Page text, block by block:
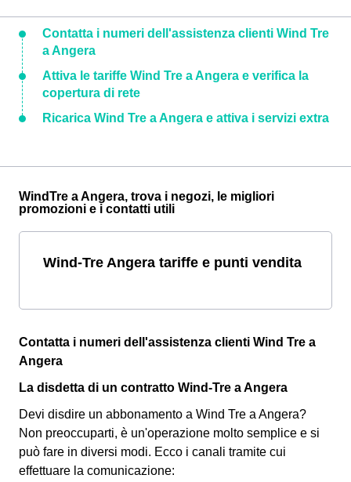
Contatta i numeri dell'assistenza clienti Wind Tre
a Angera
Attiva le tariffe Wind Tre a Angera e verifica la
copertura di rete
Ricarica Wind Tre a Angera e attiva i servizi extra
WindTre a Angera, trova i negozi, le migliori
promozioni e i contatti utili
Wind-Tre Angera tariffe e punti vendita
Contatta i numeri dell'assistenza clienti Wind Tre a
Angera
La disdetta di un contratto Wind-Tre a Angera
Devi disdire un abbonamento a Wind Tre a Angera?
Non preoccuparti, è un'operazione molto semplice e si
può fare in diversi modi. Ecco i canali tramite cui
effettuare la comunicazione: